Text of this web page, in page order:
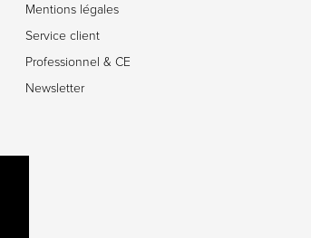
Mentions légales
Service client
Professionnel & CE
Newsletter